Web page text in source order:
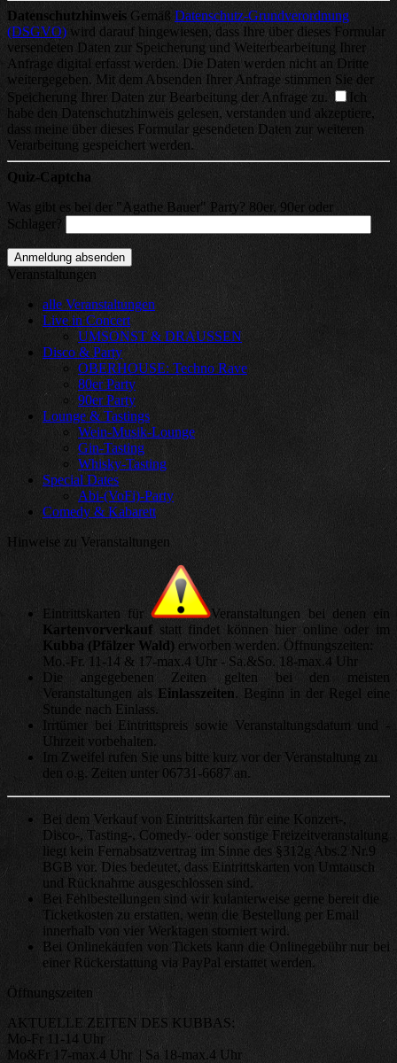
Datenschutzhinweis Gemäß Datenschutz-Grundverordnung
(DSGVO) wird darauf hingewiesen, dass Ihre über dieses Formular
versendeten Daten zur Speicherung und Weiterbearbeitung Ihrer
Anfrage digital erfasst werden. Die Daten werden nicht an Dritte
weitergegeben. Mit dem Absenden Ihrer Anfrage stimmen Sie der
Speicherung Ihrer Daten zur Bearbeitung der Anfrage zu.
Ich
habe den Datenschutzhinweis gelesen, verstanden und akzeptiere,
dass meine über dieses Formular gesendeten Daten zur weiteren
Verarbeitung gespeichert werden.
Quiz-Captcha
Was gibt es bei der "Agathe Bauer" Party? 80er, 90er oder
Schlager?
Veranstaltungen
alle Veranstaltungen
Live in Concert
UMSONST & DRAUSSEN
Disco & Party
OBERHOUSE: Techno Rave
80er Party
90er Party
Lounge & Tastings
Wein-Musik-Lounge
Gin-Tasting
Whisky-Tasting
Special Dates
Abi-(VoFi)-Party
Comedy & Kabarett
Hinweise zu Veranstaltungen
Eintrittskarten für
Veranstaltungen bei denen ein
Kartenvorverkauf statt findet können hier online oder im
Kubba (Pfälzer Wald) erworben werden. Öffnungszeiten:
Mo.-Fr. 11-14 & 17-max.4 Uhr - Sa.&So. 18-max.4 Uhr
Die angegebenen Zeiten gelten bei den meisten
Veranstaltungen als Einlasszeiten. Beginn in der Regel eine
Stunde nach Einlass.
Irrtümer bei Eintrittspreis sowie Veranstaltungsdatum und -
Uhrzeit vorbehalten.
Im Zweifel rufen Sie uns bitte kurz vor der Veranstaltung zu
den o.g. Zeiten unter 06731-6687 an.
Bei dem Verkauf von Eintrittskarten für eine Konzert-,
Disco-, Tasting-, Comedy- oder sonstige Freizeitveranstaltung
liegt kein Fernabsatzvertrag im Sinne des §312g Abs.2 Nr.9
BGB vor. Dies bedeutet, dass Eintrittskarten von Umtausch
und Rücknahme ausgeschlossen sind.
Bei Fehlbestellungen sind wir kulanterweise gerne bereit die
Ticketkosten zu erstatten, wenn die Bestellung per Email
innerhalb von vier Werktagen storniert wird.
Bei Onlinekäufen von Tickets kann die Onlinegebühr nur bei
einer Rückerstattung via PayPal erstattet werden.
Öffnungszeiten
AKTUELLE ZEITEN DES KUBBAS:
Mo-Fr 11-14 Uhr
Mo&Fr 17-max.4 Uhr | Sa 18-max.4 Uhr